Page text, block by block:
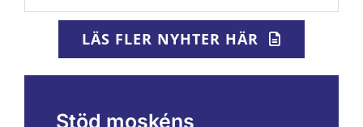
LÄS FLER NYHTER HÄR
Stöd moskéns